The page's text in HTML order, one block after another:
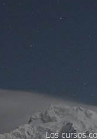
Los cursos